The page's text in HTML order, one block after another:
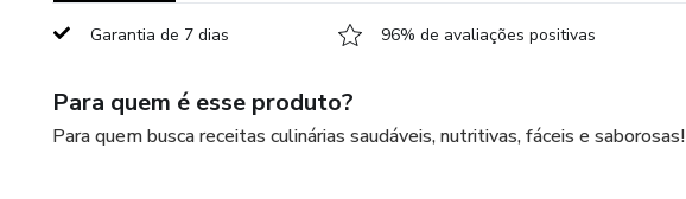
Garantia de 7 dias 96% de avaliações positivas
Para quem é esse produto?
Para quem busca receitas culinárias saudáveis, nutritivas, fáceis e saborosas!